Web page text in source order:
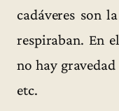
cadáveres son
respiraban. En
no hay
etc.